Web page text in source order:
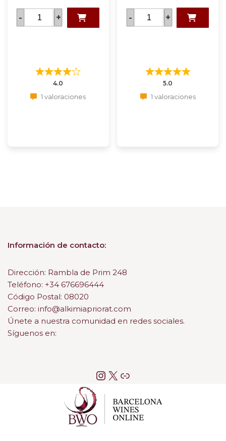
- +
4.0
1 valoraciones
- +
5.0
1 valoraciones
Información de contacto:
Dirección: Rambla de Prim 248
Teléfono: +34 676696444
Código Postal: 08020
Correo: info@alkimiapriorat.com
Únete a nuestra comunidad en redes sociales.
Síguenos en: